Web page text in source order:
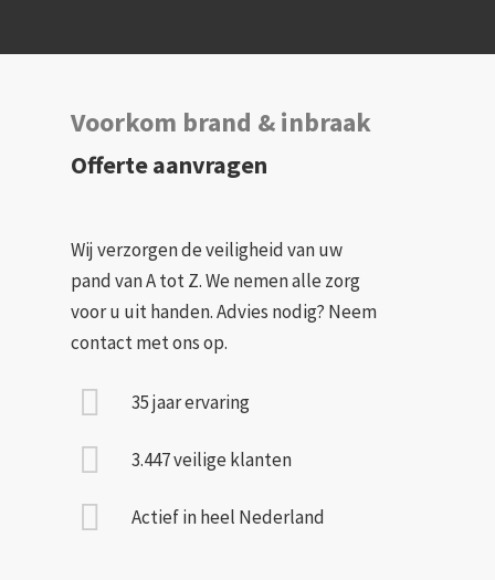
cursus leer je onder andere hoe je een
reanimeren en hoe je een AED moet
gebruiken. Ook worden er
praktijkoefeningen gedaan met
trainingsapparaten. Na afloop van de cursus
ontvang je een certificaat van deelname.
Voorkom brand & inbraak
Offerte aanvragen
Wij verzorgen de veiligheid van uw
pand van A tot Z. We nemen alle zorg
voor u uit handen. Advies nodig? Neem
contact met ons op.
35 jaar ervaring
3.447 veilige klanten
Actief in heel Nederland